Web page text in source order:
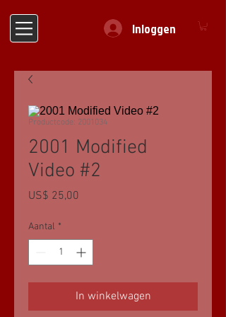
Inloggen
Productcode: 2001034
2001 Modified
Video #2
US$ 25,00
Aantal *
In winkelwagen